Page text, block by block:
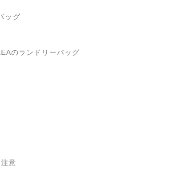
ッグ
のランドリーバッグ
意